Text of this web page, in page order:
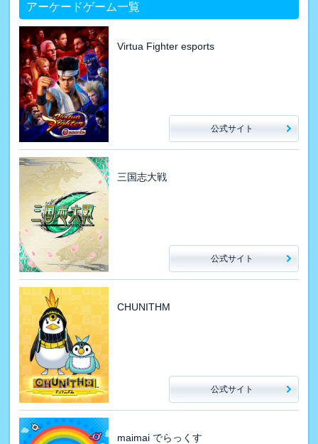
アーケードゲーム一覧
Virtua Fighter esports
公式サイト
三国志大戦
公式サイト
CHUNITHM
公式サイト
maimai でらっくす